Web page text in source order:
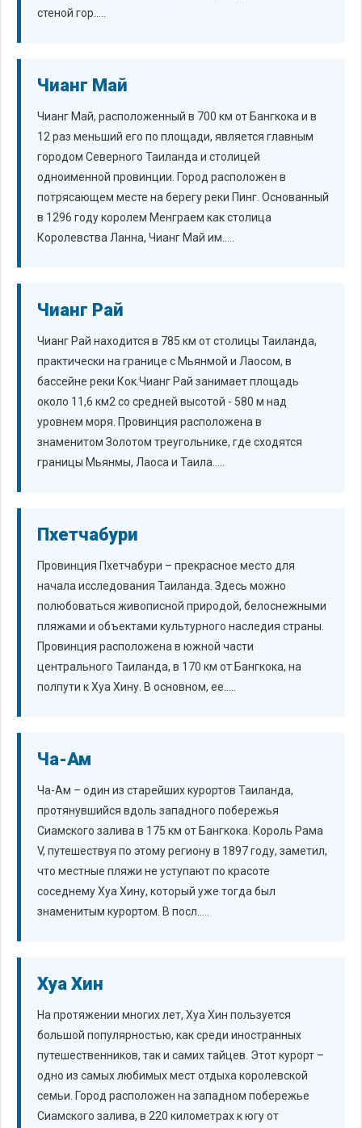
стеной гор.....
Чианг Май
Чианг Май, расположенный в 700 км от Бангкока и в
12 раз меньший его по площади, является главным
городом Северного Таиланда и столицей
одноименной провинции. Город расположен в
потрясающем месте на берегу реки Пинг. Основанный
в 1296 году королем Менграем как столица
Королевства Ланна, Чианг Май им.....
Чианг Рай
Чианг Рай находится в 785 км от столицы Таиланда,
практически на границе с Мьянмой и Лаосом, в
бассейне реки Кок.Чианг Рай занимает площадь
около 11,6 км2 со средней высотой - 580 м над
уровнем моря. Провинция расположена в
знаменитом Золотом треугольнике, где сходятся
границы Мьянмы, Лаоса и Таила.....
Пхетчабури
Провинция Пхетчабури – прекрасное место для
начала исследования Таиланда. Здесь можно
полюбоваться живописной природой, белоснежными
пляжами и объектами культурного наследия страны.
Провинция расположена в южной части
центрального Таиланда, в 170 км от Бангкока, на
полпути к Хуа Хину. В основном, ее.....
Ча-Ам
Ча-Ам – один из старейших курортов Таиланда,
протянувшийся вдоль западного побережья
Сиамского залива в 175 км от Бангкока. Король Рама
V, путешествуя по этому региону в 1897 году, заметил,
что местные пляжи не уступают по красоте
соседнему Хуа Хину, который уже тогда был
знаменитым курортом. В посл.....
Хуа Хин
На протяжении многих лет, Хуа Хин пользуется
большой популярностью, как среди иностранных
путешественников, так и самих тайцев. Этот курорт –
одно из самых любимых мест отдыха королевской
семьи. Город расположен на западном побережье
Сиамского залива, в 220 километрах к югу от